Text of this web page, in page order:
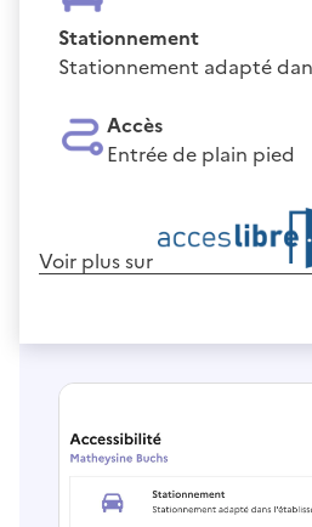
Stationnement
Stationnement adapté
Accès
Entrée de plain pied
Voir plus sur